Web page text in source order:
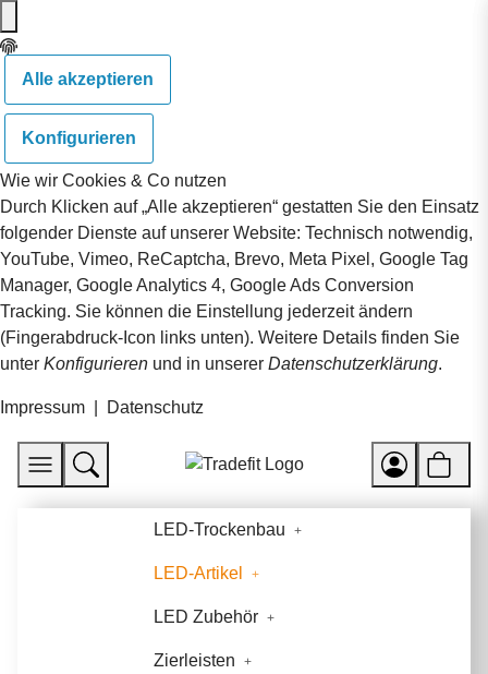
Alle akzeptieren
Konfigurieren
Wie wir Cookies & Co nutzen
Durch Klicken auf „Alle akzeptieren“ gestatten Sie den Einsatz
folgender Dienste auf unserer Website: Technisch notwendig,
YouTube, Vimeo, ReCaptcha, Brevo, Meta Pixel, Google Tag
Manager, Google Analytics 4, Google Ads Conversion
Tracking. Sie können die Einstellung jederzeit ändern
(Fingerabdruck-Icon links unten). Weitere Details finden Sie
unter Konfigurieren und in unserer Datenschutzerklärung.
Impressum Datenschutz
LED-Trockenbau
LED-Artikel
LED Zubehör
Zierleisten